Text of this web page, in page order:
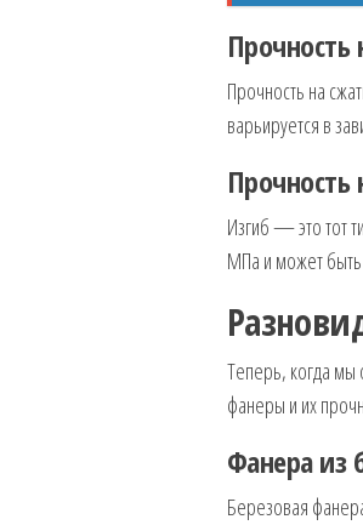
Прочность
Прочность на
варьируется в
Прочность
Изгиб — это тот
МПа и может
Теперь, когда мы
фанеры и их
Фанера из
Березовая